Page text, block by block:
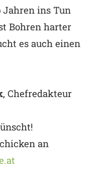
ins Tun
Bohren harter
es auch einen
, Chefredakteur
an